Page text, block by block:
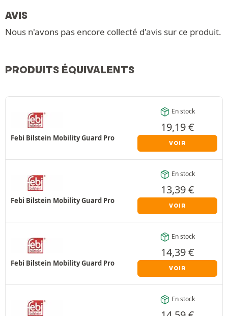
AVIS
Nous n'avons pas encore collecté d'avis sur ce produit.
PRODUITS ÉQUIVALENTS
Febi Bilstein Mobility Guard Pro
En stock
19,19€
VOIR
Febi Bilstein Mobility Guard Pro
En stock
13,39€
VOIR
Febi Bilstein Mobility Guard Pro
En stock
14,39€
VOIR
En stock